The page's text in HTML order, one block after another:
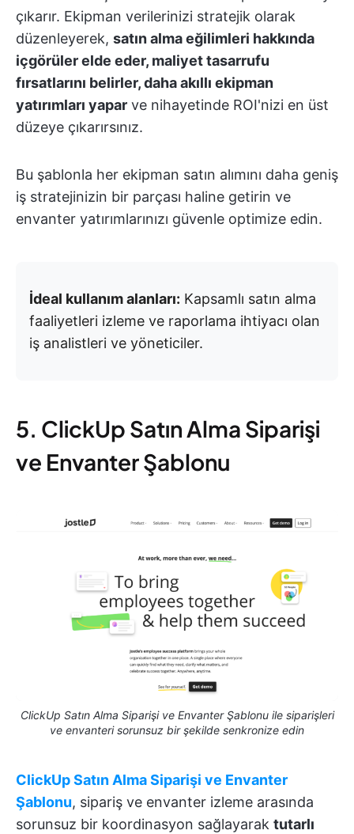
çıkarır. Ekipman verilerinizi stratejik olarak
düzenleyerek, satın alma eğilimleri hakkında
içgörüler elde eder, maliyet tasarrufu
fırsatlarını belirler, daha akıllı ekipman
yatırımları yapar ve nihayetinde ROI'nizi en üst
düzeye çıkarırsınız.
Bu şablonla her ekipman satın alımını daha geniş
iş stratejinizin bir parçası haline getirin ve
envanter yatırımlarınızı güvenle optimize edin.
İdeal kullanım alanları: Kapsamlı satın alma
faaliyetleri izleme ve raporlama ihtiyacı olan
iş analistleri ve yöneticiler.
5. ClickUp Satın Alma Siparişi
ve Envanter Şablonu
ClickUp Satın Alma Siparişi ve Envanter Şablonu ile siparişleri
ve envanteri sorunsuz bir şekilde senkronize edin
ClickUp Satın Alma Siparişi ve Envanter
Şablonu, sipariş ve envanter izleme arasında
sorunsuz bir koordinasyon sağlayarak tutarlı